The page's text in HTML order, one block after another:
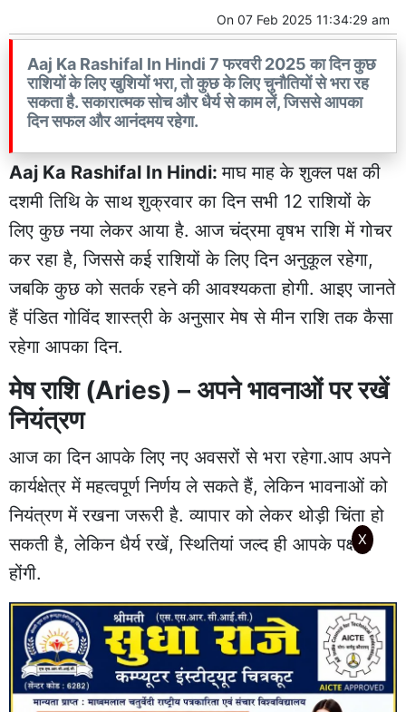
On 07 Feb 2025 11:34:29 am
Aaj Ka Rashifal In Hindi 7 फरवरी 2025 का दिन कुछ
राशियों के लिए खुशियों भरा, तो कुछ के लिए चुनौतियों से भरा रह
सकता है. सकारात्मक सोच और धैर्य से काम लें, जिससे आपका
दिन सफल और आनंदमय रहेगा.
Aaj Ka Rashifal In Hindi:माघ माह के शुक्ल पक्ष की
दशमी तिथि के साथ शुक्रवार का दिन सभी 12 राशियों के
लिए कुछ नया लेकर आया है. आज चंद्रमा वृषभ राशि में गोचर
कर रहा है, जिससे कई राशियों के लिए दिन अनुकूल रहेगा,
जबकि कुछ को सतर्क रहने की आवश्यकता होगी. आइए जानते
हैं पंडित गोविंद शास्त्री के अनुसार मेष से मीन राशि तक कैसा
रहेगा आपका दिन.
मेष राशि (Aries) – अपने भावनाओं पर रखें
नियंत्रण
आज का दिन आपके लिए नए अवसरों से भरा रहेगा.आप अपने
कार्यक्षेत्र में महत्वपूर्ण निर्णय ले सकते हैं, लेकिन भावनाओं को
नियंत्रण में रखना जरूरी है. व्यापार को लेकर थोड़ी चिंता हो
सकती है, लेकिन धैर्य रखें, स्थितियां जल्द ही आपके पक्ष में
होंगी.
X